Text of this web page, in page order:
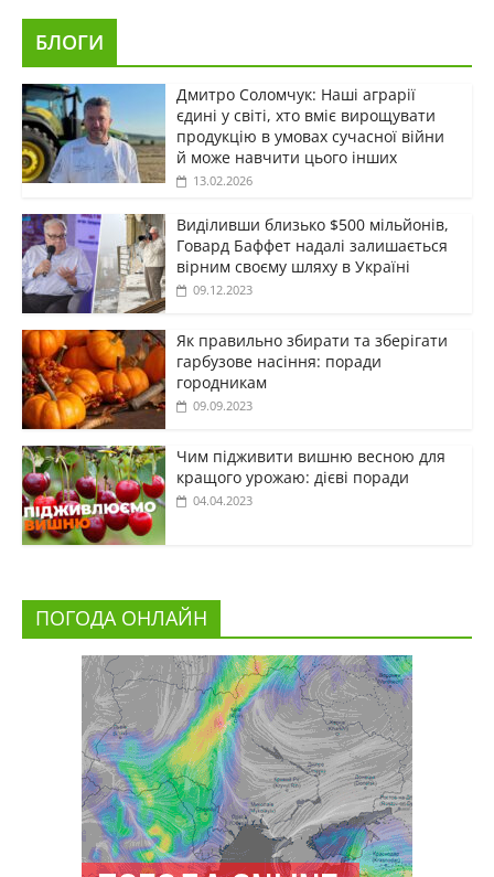
БЛОГИ
Дмитро Соломчук: Наші аграрії
єдині у світі, хто вміє вирощувати
продукцію в умовах сучасної війни
й може навчити цього інших
13.02.2026
Виділивши близько $500 мільйонів,
Говард Баффет надалі залишається
вірним своєму шляху в Україні
09.12.2023
Як правильно збирати та зберігати
гарбузове насіння: поради
городникам
09.09.2023
Чим підживити вишню весною для
кращого урожаю: дієві поради
04.04.2023
ПОГОДА ОНЛАЙН